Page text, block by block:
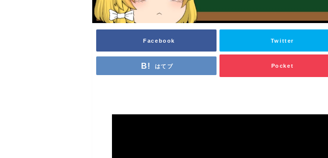
Facebook Twitter
はてブ Pocket